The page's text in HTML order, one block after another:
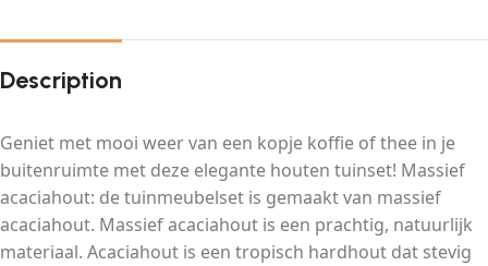
Description
Geniet met mooi weer van een kopje koffie of thee in je
buitenruimte met deze elegante houten tuinset! Massief
acaciahout: de tuinmeubelset is gemaakt van massief
acaciahout. Massief acaciahout is een prachtig, natuurlijk
materiaal. Acaciahout is een tropisch hardhout dat stevig